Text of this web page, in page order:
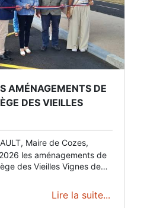
AMÉNAGEMENTS DE
DES VIEILLES
Maire de Cozes,
les aménagements de
des Vieilles Vignes de
Lire la suite...